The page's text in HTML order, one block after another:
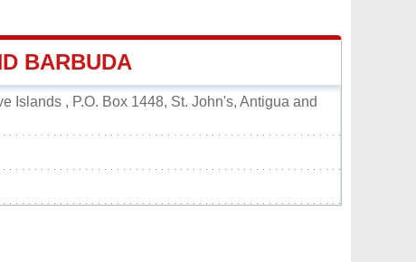
BARBUDA
Islands , P.O. Box 1448, St. John's, Antigua and